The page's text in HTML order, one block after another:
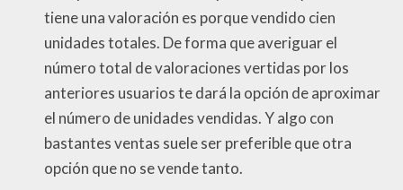
tiene una valoración es porque vendido cien
unidades totales. De forma que averiguar el
número total de valoraciones vertidas por los
anteriores usuarios te dará la opción de aproximar
el número de unidades vendidas. Y algo con
bastantes ventas suele ser preferible que otra
opción que no se vende tanto.